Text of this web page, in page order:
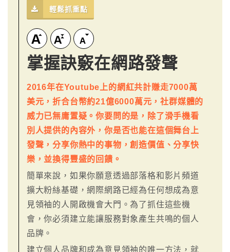
輕鬆抓重點
掌握訣竅在網路發聲
2016年在Youtube上的網紅共計賺走7000萬
美元，折合台幣約21億6000萬元，社群媒體的
威力已無庸置疑。你要問的是，除了滑手機看
別人提供的內容外，你是否也能在這個舞台上
發聲，分享你熱中的事物，創造價值、分享快
樂，並換得豐盛的回饋。
簡單來說，如果你願意透過部落格和影片頻道
擴大粉絲基礎，網際網路已經為任何想成為意
見領袖的人開啟機會大門。為了抓住這些機
會，你必須建立能讓服務對象產生共鳴的個人
品牌。
建立個人品牌和成為意見領袖的唯一方法，就